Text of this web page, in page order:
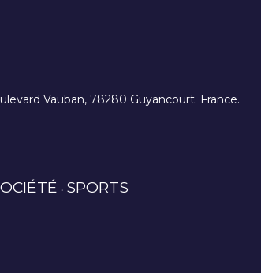
Vauban, 78280 Guyancourt. France.
SPORTS